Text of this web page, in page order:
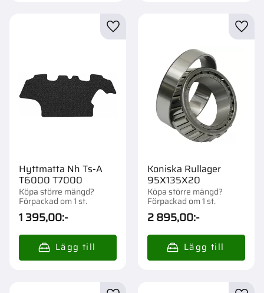
Hyttmatta Nh Ts-A
T6000 T7000
Köpa större mängd?
Förpackad om 1 st.
1 395,00:-
Lägg till i favoriter
Koniska Rullager
95X135X20
Köpa större mängd?
Förpackad om 1 st.
2 895,00:-